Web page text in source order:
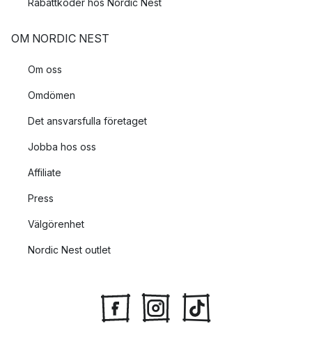
Rabattkoder hos Nordic Nest
OM NORDIC NEST
Om oss
Omdömen
Det ansvarsfulla företaget
Jobba hos oss
Affiliate
Press
Välgörenhet
Nordic Nest outlet